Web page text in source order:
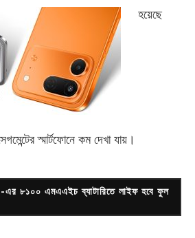
হয়েছে
স্মার্টফোনে কম দেখা যায়।
এর ৮১০০ এমএএইচ ব্যাটারিতে লাইফ হবে ফুল